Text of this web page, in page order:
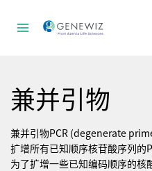
兼并引物
兼并引物PCR (degenerate
扩增所有已知顺序核苷酸序列的
为了扩增一些已知编码顺序的